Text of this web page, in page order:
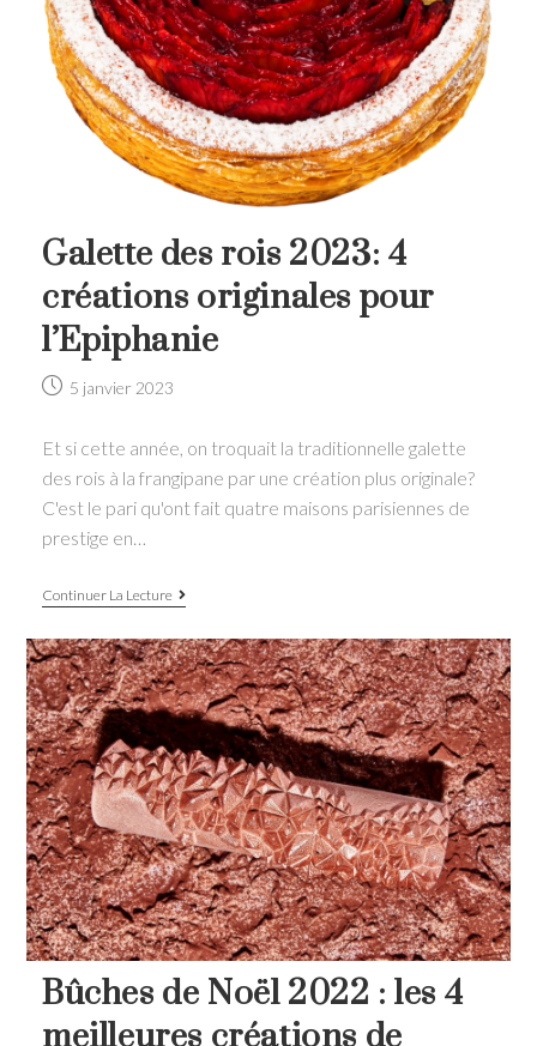
Galette des rois 2023: 4
créations originales pour
l’Epiphanie
Post5 janvier 2023
Et si cette année, on troquait la traditionnelle galette
des rois à la frangipane par une création plus originale?
C'est le pari qu'ont fait quatre maisons parisiennes de
prestige en…
Continuer La Lecture
Galette
rois
2023:
4
créations
originales
pour
l’Epiphanie
Bûches de Noël 2022 : les 4
meilleures créations de